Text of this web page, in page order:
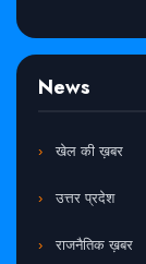
News
खेल की ख़बर
उत्तर प्रदेश
राजनैतिक ख़बर